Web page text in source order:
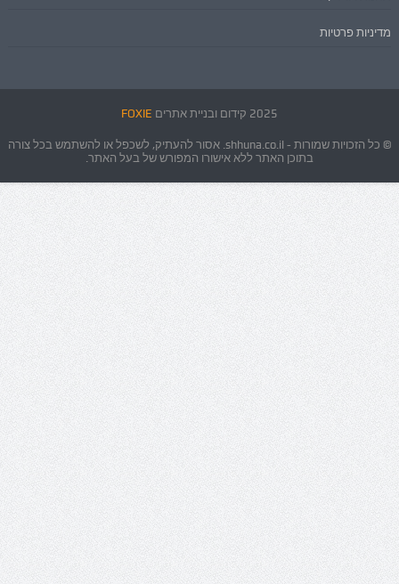
מדיניות פרטיות
2025 קידום ובניית אתרים FOXIE
© כל הזכויות שמורות - shhuna.co.il. אסור להעתיק, לשכפל או להשתמש בכל צורה
בתוכן האתר ללא אישורו המפורש של בעל האתר.